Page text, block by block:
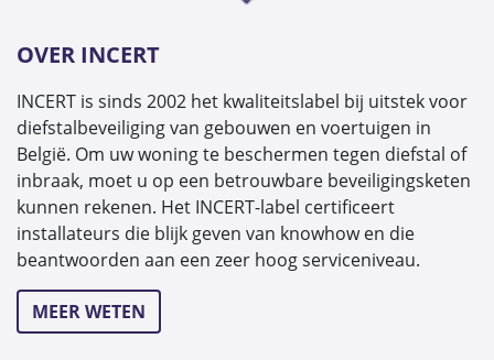
OVER INCERT
INCERT is sinds 2002 het kwaliteitslabel bij uitstek voor
diefstalbeveiliging van gebouwen en voertuigen in
België. Om uw woning te beschermen tegen diefstal of
inbraak, moet u op een betrouwbare beveiligingsketen
kunnen rekenen. Het INCERT-label certificeert
installateurs die blijk geven van knowhow en die
beantwoorden aan een zeer hoog serviceniveau.
MEER WETEN